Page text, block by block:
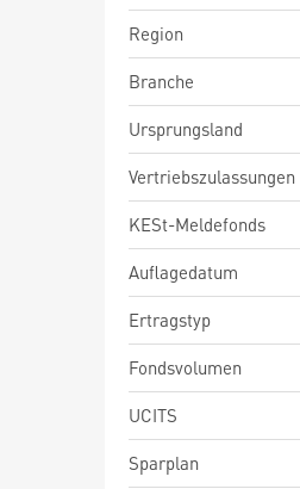
Region
Branche
Ursprungsland
Vertriebszulassungen
KESt-Meldefonds
Auflagedatum
Ertragstyp
Fondsvolumen
UCITS
Sparplan